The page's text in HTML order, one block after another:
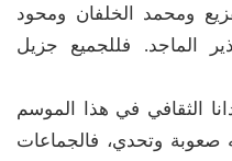
ومحمد الخلفان ومحود
الماجد. فللجميع جزيل
الثقافي في هذا الموسم
صعوبة وتحدي، فالجماعات